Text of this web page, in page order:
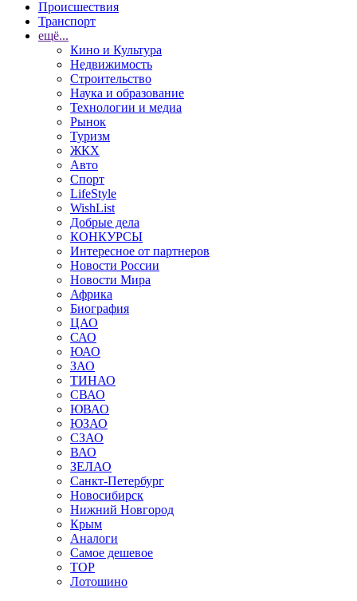
Происшествия
Транспорт
ещё...
Кино и Культура
Недвижимость
Строительство
Наука и образование
Технологии и медиа
Рынок
Туризм
ЖКХ
Авто
Спорт
LifeStyle
WishList
Добрые дела
КОНКУРСЫ
Интересное от партнеров
Новости России
Новости Мира
Африка
Биография
ЦАО
САО
ЮАО
ЗАО
ТИНАО
СВАО
ЮВАО
ЮЗАО
СЗАО
ВАО
ЗЕЛАО
Санкт-Петербург
Новосибирск
Нижний Новгород
Крым
Аналоги
Самое дешевое
TOP
Лотошино